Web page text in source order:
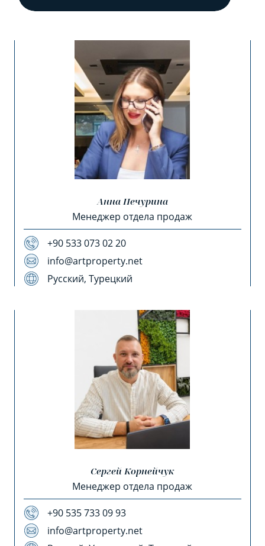
Анна Печурина
Менеджер отдела продаж
+90 533 073 02 20
info@artproperty.net
Русский, Турецкий
Сергей Корнейчук
Менеджер отдела продаж
+90 535 733 09 93
info@artproperty.net